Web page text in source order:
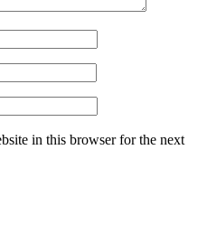
in this browser for the next